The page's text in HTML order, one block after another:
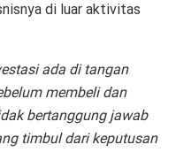
di luar aktivitas
ada di tangan
membeli dan
bertanggung jawab
timbul dari keputusan